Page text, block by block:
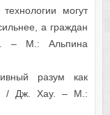
могут
а граждан
– М.: Альпина
разум как
/ Дж. Хау. – М.: